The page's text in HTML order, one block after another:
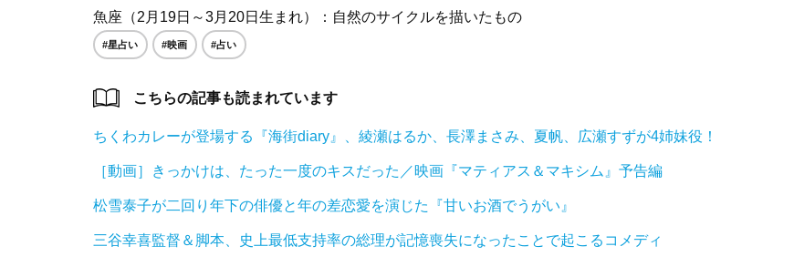
魚座（2月19日～3月20日生まれ）：自然のサイクルを描いたもの
#星占い #映画 #占い
こちらの記事も読まれています
ちくわカレーが登場する『海街diary』、綾瀬はるか、長澤まさみ、夏帆、広瀬すずが4姉妹役！
［動画］きっかけは、たった一度のキスだった／映画『マティアス＆マキシム』予告編
松雪泰子が二回り年下の俳優と年の差恋愛を演じた『甘いお酒でうがい』
三谷幸喜監督＆脚本、史上最低支持率の総理が記憶喪失になったことで起こるコメディ